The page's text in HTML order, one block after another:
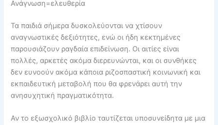
Ανάγνωση=ελευθερία
Τα παιδιά σήμερα δυσκολεύονται να χτίσουν
αναγνωστικές δεξιότητες, ενώ οι ήδη κεκτημένες
παρουσιάζουν ραγδαία επιδείνωση. Οι αιτίες είναι
πολλές, αρκετές ακόμα διερευνώνται, και οι συνθήκες
δεν ευνοούν ακόμα κάποια ριζοσπαστική κοινωνική και
εκπαιδευτική μεταβολή που θα φρενάρει αυτή την
ανησυχητική πραγματικότητα.
Αν το εξωσχολικό βιβλίο ταυτίζεται υποσυνείδητα με μια